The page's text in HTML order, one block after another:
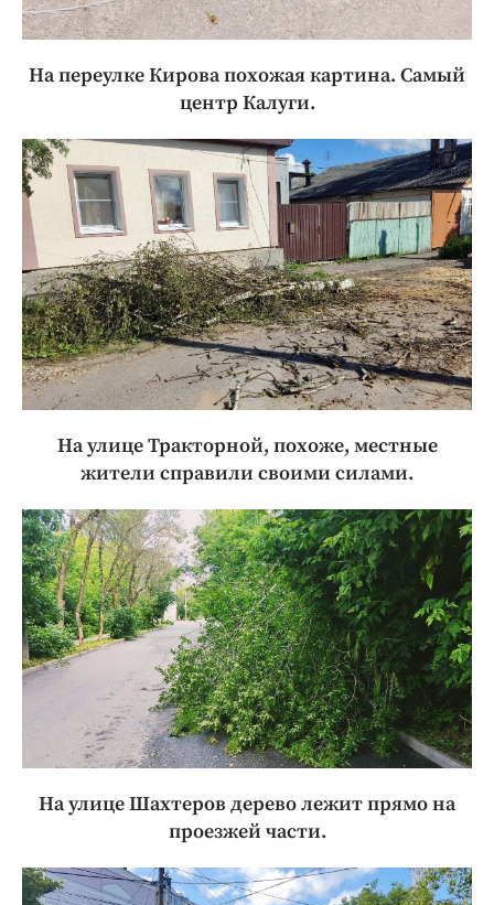
На переулке Кирова похожая картина. Самый
центр Калуги.
На улице Тракторной, похоже, местные
жители справили своими силами.
На улице Шахтеров дерево лежит прямо на
проезжей части.